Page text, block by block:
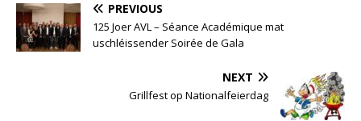
PREVIOUS
125 Joer AVL – Séance Académique mat
uschléissender Soirée de Gala
NEXT
Grillfest op Nationalfeierdag